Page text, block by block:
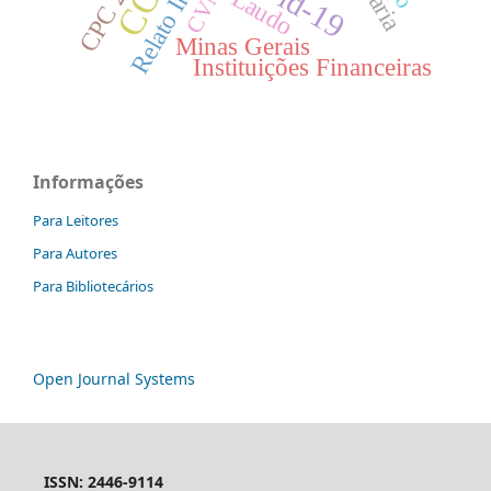
Laudo
Minas Gerais
Instituições Financeiras
Informações
Para Leitores
Para Autores
Para Bibliotecários
Open Journal Systems
ISSN: 2446-9114